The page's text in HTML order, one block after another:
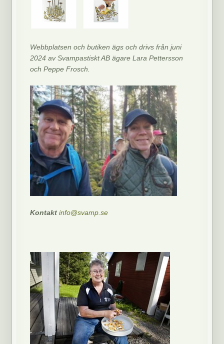
Webbplatsen och butiken ägs och drivs från juni
2024 av Svampastiskt AB ägare Lara Pettersson
och Peppe Frosch.
Kontaktinfo@svamp.se